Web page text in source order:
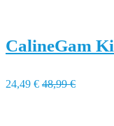
CalineGam
24,49 € 48,99 €